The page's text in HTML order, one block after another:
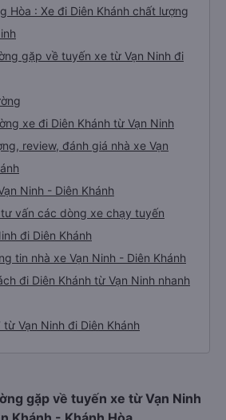
Hòa : Xe đi Diên Khánh chất lượng
gặp về tuyến xe từ Vạn Ninh đi
xe đi Diên Khánh từ Vạn Ninh
review, đánh giá nhà xe Vạn
Ninh - Diên Khánh
vấn các dòng xe chạy tuyến
đi Diên Khánh
tin nhà xe Vạn Ninh - Diên Khánh
đi Diên Khánh từ Vạn Ninh nhanh
Vạn Ninh đi Diên Khánh
gặp về tuyến xe từ Vạn Ninh